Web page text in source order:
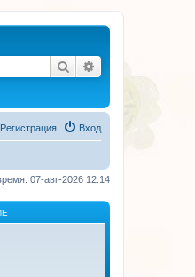
Поиск
Вход
Регистрация
07-авг-2026 12:14